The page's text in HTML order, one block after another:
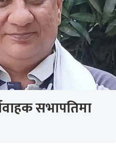
सभापतिमा